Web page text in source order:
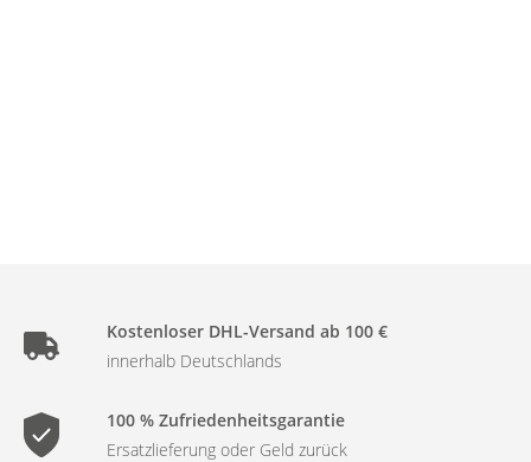
Kostenloser DHL-Versand ab 100 €
innerhalb Deutschlands
100 % Zufriedenheitsgarantie
Ersatzlieferung oder Geld zurück